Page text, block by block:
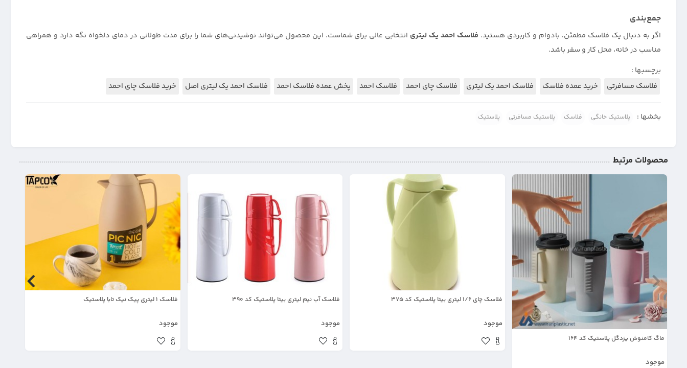
جمع‌بندی
اگر به دنبال یک فلاسک مطمئن، بادوام و کاربردی هستید، فلاسک احمد یک لیتری انتخابی عالی برای شماست. این محصول می‌تواند نوشیدنی‌های شما را برای مدت طولانی در دمای دلخواه نگه دارد و همراهی
مناسب در خانه، محل کار و سفر باشد.
برچسبها :
فلاسک مسافرتی
خرید عمده فلاسک فلاسک احمد یک لیتری فلاسک چای احمد فلاسک احمد پخش عمده فلاسک احمد فلاسک احمد یک لیتری اصل خرید فلاسک چای احمد
بخشها : پلاستیک خانگی فلاسک پلاستیک مسافرتی پلاستیک
محصولات مرتبط
ماگ کامنوش یزدگل پلاستیک کد 164
موجود
فلاسک چای 1/6 لیتری بیتا پلاستیک کد 375
موجود
فلاسک آب نیم لیتری بیتا پلاستیک کد 390
موجود
فلاسک 1 لیتری پیک نیک تابا پلاستیک
موجود